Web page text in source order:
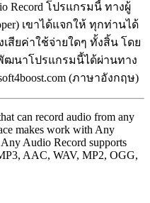
Record โปรแกรมนี้ ทางผู้
เขาได้แจกให้ ทุกท่านได้
สียค่าใช้จ่ายใดๆ ทั้งสิ้น โดย
นาโปรแกรมนี้ได้ผ่านทาง
(ภาษาอังกฤษ)
can record audio from any
makes work with Any
Audio Record supports
AAC, WAV, MP2, OGG,